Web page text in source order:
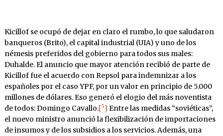
Kicillof se ocupó de dejar en claro el rumbo, lo que saludaron
banqueros (Brito), el capital industrial (UIA) y uno de los
némesis preferidos del gobierno para todos sus males:
Duhalde. El anuncio que mayor atención recibió de parte de
Kicillof fue el acuerdo con Repsol para indemnizar a los
españoles por el caso YPF, por un valor en principio de 5.000
millones de dólares. Eso generó el elogio del más noventista
de todos: Domingo Cavallo.[5] Entre las medidas “soviéticas”,
el nuevo ministro anunció la flexibilización de importaciones
de insumos y de los subsidios a los servicios. Además, una